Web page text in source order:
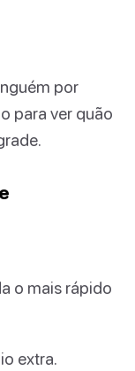
por
para ver quão
o mais rápido
extra.